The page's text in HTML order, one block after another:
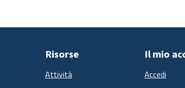
Risorse
Attività
Il mio
Accedi